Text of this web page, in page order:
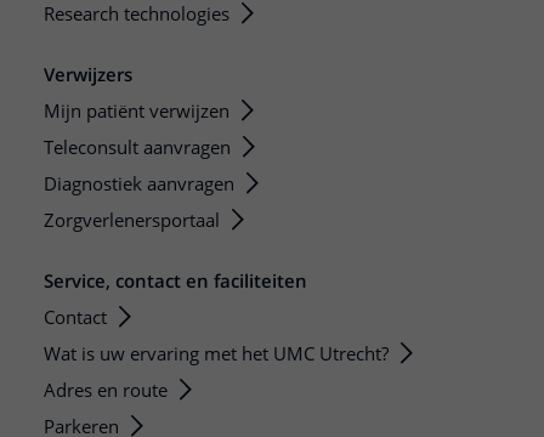
Research technologies
Verwijzers
Mijn patiënt verwijzen
Teleconsult aanvragen
Diagnostiek aanvragen
Zorgverlenersportaal
Service, contact en faciliteiten
Contact
Wat is uw ervaring met het UMC Utrecht?
Adres en route
Parkeren